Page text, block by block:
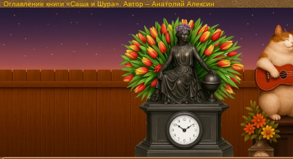
Оглавление книги «Саша и Шура». Автор – Анатолий Алексин